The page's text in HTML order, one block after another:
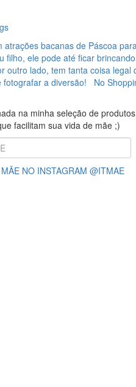
bacanas de Páscoa
filho, ele pode até ficar brincando
outro lado, tem tanta coisa legal
fotografar a diversão! No
na minha seleção de
facilitam sua vida de mãe ;)
NO INSTAGRAM @ITMAE